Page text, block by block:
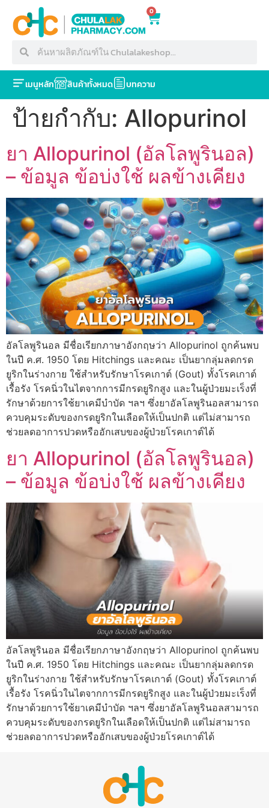
0
เมนูหลัก สินค้าทั้งหมด บทความ
ป้ายกำกับ: Allopurinol
ยา Allopurinol (อัลโลพูรินอล)
– ข้อมูล ข้อบ่งใช้ ผลข้างเคียง
อัลโลพูรินอล มีชื่อเรียกภาษาอังกฤษว่า Allopurinol ถูกค้นพบ
ในปี ค.ศ. 1950 โดย Hitchings และคณะ เป็นยากลุ่มลดกรด
ยูริกในร่างกาย ใช้สำหรับรักษาโรคเกาต์ (Gout) ทั้งโรคเกาต์
เรื้อรัง โรคนิ่วในไตจากการมีกรดยูริกสูง และในผู้ป่วยมะเร็งที่
รักษาด้วยการใช้ยาเคมีบำบัด ฯลฯ ซึ่งยาอัลโลพูรินอลสามารถ
ควบคุมระดับของกรดยูริกในเลือดให้เป็นปกติ แต่ไม่สามารถ
ช่วยลดอาการปวดหรืออักเสบของผู้ป่วยโรคเกาต์ได้
ยา Allopurinol (อัลโลพูรินอล)
– ข้อมูล ข้อบ่งใช้ ผลข้างเคียง
อัลโลพูรินอล มีชื่อเรียกภาษาอังกฤษว่า Allopurinol ถูกค้นพบ
ในปี ค.ศ. 1950 โดย Hitchings และคณะ เป็นยากลุ่มลดกรด
ยูริกในร่างกาย ใช้สำหรับรักษาโรคเกาต์ (Gout) ทั้งโรคเกาต์
เรื้อรัง โรคนิ่วในไตจากการมีกรดยูริกสูง และในผู้ป่วยมะเร็งที่
รักษาด้วยการใช้ยาเคมีบำบัด ฯลฯ ซึ่งยาอัลโลพูรินอลสามารถ
ควบคุมระดับของกรดยูริกในเลือดให้เป็นปกติ แต่ไม่สามารถ
ช่วยลดอาการปวดหรืออักเสบของผู้ป่วยโรคเกาต์ได้